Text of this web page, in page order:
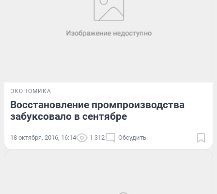
ЭКОНОМИКА
Восстановление промпроизводства
забуксовало в сентябре
18 октября, 2016, 16:14 1 312 Обсудить